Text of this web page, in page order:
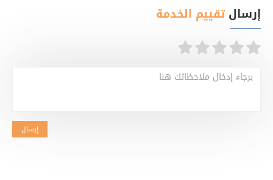
إرسال تقييم الخدمة
برجاء إدخال ملاحظاتك هنا
إرسال